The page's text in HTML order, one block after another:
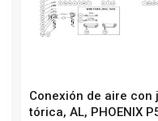
Conexión de aire con
tórica, AL, PHOENIX